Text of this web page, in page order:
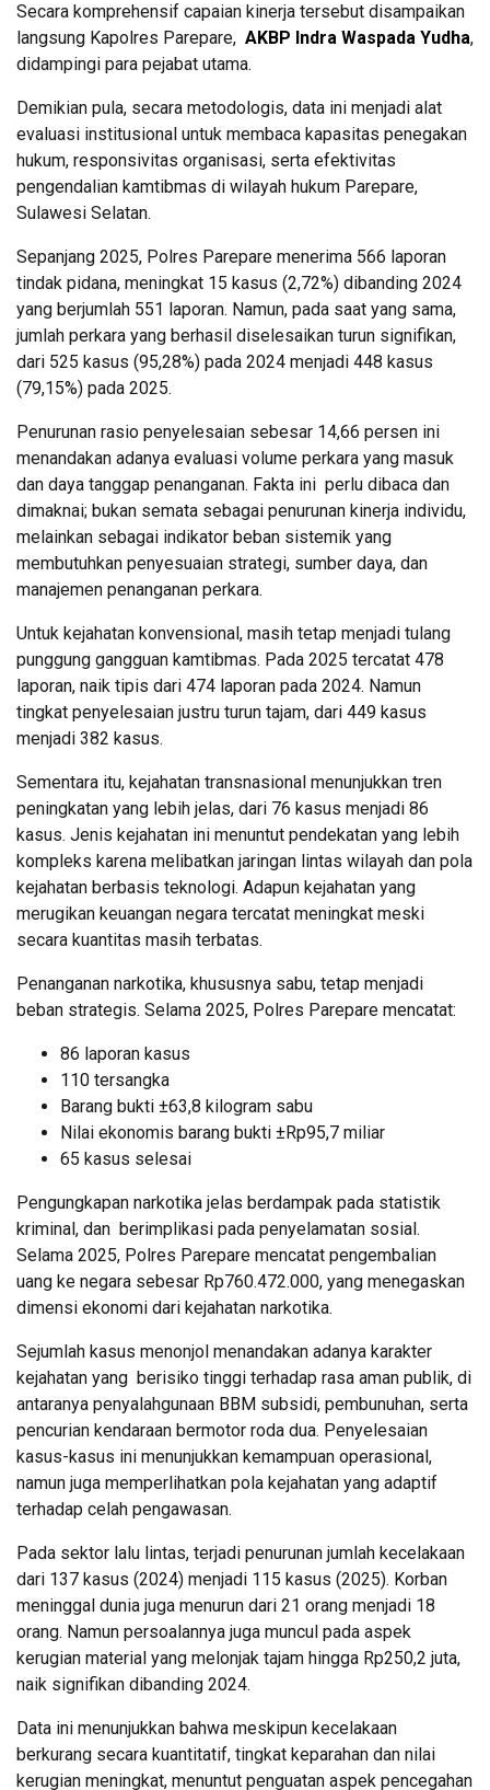
Secara komprehensif capaian kinerja tersebut disampaikan
langsung Kapolres Parepare, AKBP Indra Waspada Yudha,
didampingi para pejabat utama.
Demikian pula, secara metodologis, data ini menjadi alat
evaluasi institusional untuk membaca kapasitas penegakan
hukum, responsivitas organisasi, serta efektivitas
pengendalian kamtibmas di wilayah hukum Parepare,
Sulawesi Selatan.
Sepanjang 2025, Polres Parepare menerima 566 laporan
tindak pidana, meningkat 15 kasus (2,72%) dibanding 2024
yang berjumlah 551 laporan. Namun, pada saat yang sama,
jumlah perkara yang berhasil diselesaikan turun signifikan,
dari 525 kasus (95,28%) pada 2024 menjadi 448 kasus
(79,15%) pada 2025.
Penurunan rasio penyelesaian sebesar 14,66 persen ini
menandakan adanya evaluasi volume perkara yang masuk
dan daya tanggap penanganan. Fakta ini perlu dibaca dan
dimaknai; bukan semata sebagai penurunan kinerja individu,
melainkan sebagai indikator beban sistemik yang
membutuhkan penyesuaian strategi, sumber daya, dan
manajemen penanganan perkara.
Untuk kejahatan konvensional, masih tetap menjadi tulang
punggung gangguan kamtibmas. Pada 2025 tercatat 478
laporan, naik tipis dari 474 laporan pada 2024. Namun
tingkat penyelesaian justru turun tajam, dari 449 kasus
menjadi 382 kasus.
Sementara itu, kejahatan transnasional menunjukkan tren
peningkatan yang lebih jelas, dari 76 kasus menjadi 86
kasus. Jenis kejahatan ini menuntut pendekatan yang lebih
kompleks karena melibatkan jaringan lintas wilayah dan pola
kejahatan berbasis teknologi. Adapun kejahatan yang
merugikan keuangan negara tercatat meningkat meski
secara kuantitas masih terbatas.
Penanganan narkotika, khususnya sabu, tetap menjadi
beban strategis. Selama 2025, Polres Parepare mencatat:
86 laporan kasus
110 tersangka
Barang bukti ±63,8 kilogram sabu
Nilai ekonomis barang bukti ±Rp95,7 miliar
65 kasus selesai
Pengungkapan narkotika jelas berdampak pada statistik
kriminal, dan berimplikasi pada penyelamatan sosial.
Selama 2025, Polres Parepare mencatat pengembalian
uang ke negara sebesar Rp760.472.000, yang menegaskan
dimensi ekonomi dari kejahatan narkotika.
Sejumlah kasus menonjol menandakan adanya karakter
kejahatan yang berisiko tinggi terhadap rasa aman publik, di
antaranya penyalahgunaan BBM subsidi, pembunuhan, serta
pencurian kendaraan bermotor roda dua. Penyelesaian
kasus-kasus ini menunjukkan kemampuan operasional,
namun juga memperlihatkan pola kejahatan yang adaptif
terhadap celah pengawasan.
Pada sektor lalu lintas, terjadi penurunan jumlah kecelakaan
dari 137 kasus (2024) menjadi 115 kasus (2025). Korban
meninggal dunia juga menurun dari 21 orang menjadi 18
orang. Namun persoalannya juga muncul pada aspek
kerugian material yang melonjak tajam hingga Rp250,2 juta,
naik signifikan dibanding 2024.
Data ini menunjukkan bahwa meskipun kecelakaan
berkurang secara kuantitatif, tingkat keparahan dan nilai
kerugian meningkat, menuntut penguatan aspek pencegahan